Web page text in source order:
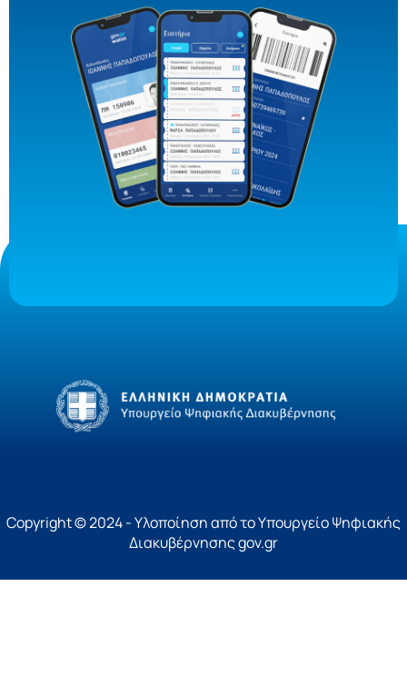
Copyright © 2024 - Υλοποίηση από το Υπουργείο Ψηφιακής
Διακυβέρνησης gov.gr